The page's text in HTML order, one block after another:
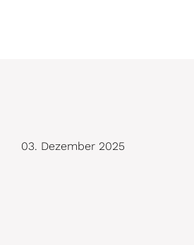
D
03. Dezember 2025